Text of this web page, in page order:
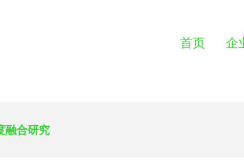
首页 企
融合研究